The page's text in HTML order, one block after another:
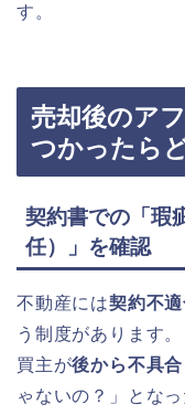
す。
売却後のア
つかったら
契約書での「瑕
任）」を確認
不動産には契約不
う制度があります。
買主が後から不具合
ゃないの？」とな